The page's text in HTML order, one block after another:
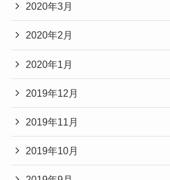
2020年3月
2020年2月
2020年1月
2019年12月
2019年11月
2019年10月